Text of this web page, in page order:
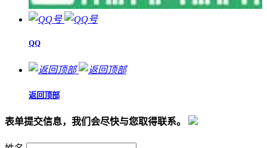
QQ
返回顶部
表单提交信息，我们会尽快与您取得联系。